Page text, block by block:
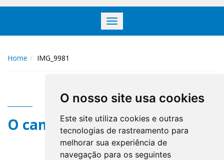
O nosso site usa cookies
Este site utiliza cookies e outras
tecnologias de rastreamento para
melhorar sua experiência de
navegação para os seguintes
Toggle
navigation
Home IMG_9981
O campo title não existe.